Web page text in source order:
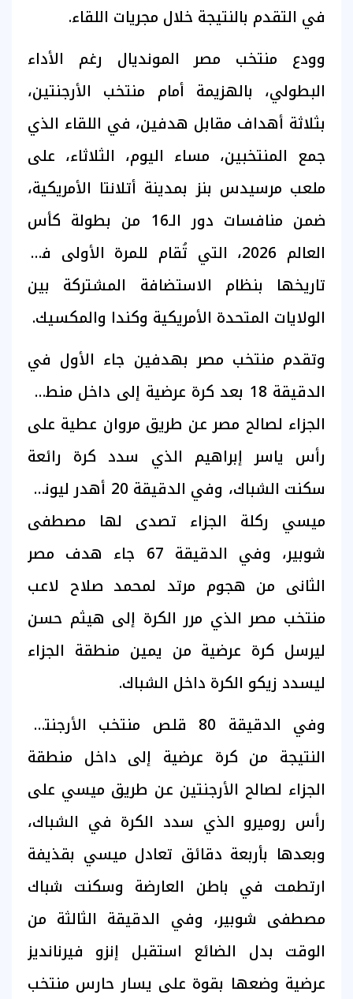
في التقدم بالنتيجة خلال مجريات اللقاء.
وودع منتخب مصر المونديال رغم الأداء
البطولي، بالهزيمة أمام منتخب الأرجنتين،
بثلاثة أهداف مقابل هدفين، في اللقاء الذي
جمع المنتخبين، مساء اليوم، الثلاثاء، على
ملعب مرسيدس بنز بمدينة أتلانتا الأمريكية،
ضمن منافسات دور الـ16 من بطولة كأس
العالم 2026، التي تُقام للمرة الأولى في
تاريخها بنظام الاستضافة المشتركة بين
الولايات المتحدة الأمريكية وكندا والمكسيك.
وتقدم منتخب مصر بهدفين جاء الأول في
الدقيقة 18 بعد كرة عرضية إلى داخل منطقة
الجزاء لصالح مصر عن طريق مروان عطية على
رأس ياسر إبراهيم الذي سدد كرة رائعة
سكنت الشباك، وفي الدقيقة 20 أهدر ليونيل
ميسي ركلة الجزاء تصدى لها مصطفى
شوبير، وفي الدقيقة 67 جاء هدف مصر
الثانى من هجوم مرتد لمحمد صلاح لاعب
منتخب مصر الذي مرر الكرة إلى هيثم حسن
ليرسل كرة عرضية من يمين منطقة الجزاء
ليسدد زيكو الكرة داخل الشباك.
وفي الدقيقة 80 قلص منتخب الأرجنتين
النتيجة من كرة عرضية إلى داخل منطقة
الجزاء لصالح الأرجنتين عن طريق ميسي على
رأس روميرو الذي سدد الكرة في الشباك،
وبعدها بأربعة دقائق تعادل ميسي بقذيفة
ارتطمت في باطن العارضة وسكنت شباك
مصطفى شوبير، وفي الدقيقة الثالثة من
الوقت بدل الضائع استقبل إنزو فيرنانديز
عرضية وضعها بقوة على يسار حارس منتخب